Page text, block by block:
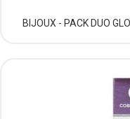
BIJOUX - PACK DUO